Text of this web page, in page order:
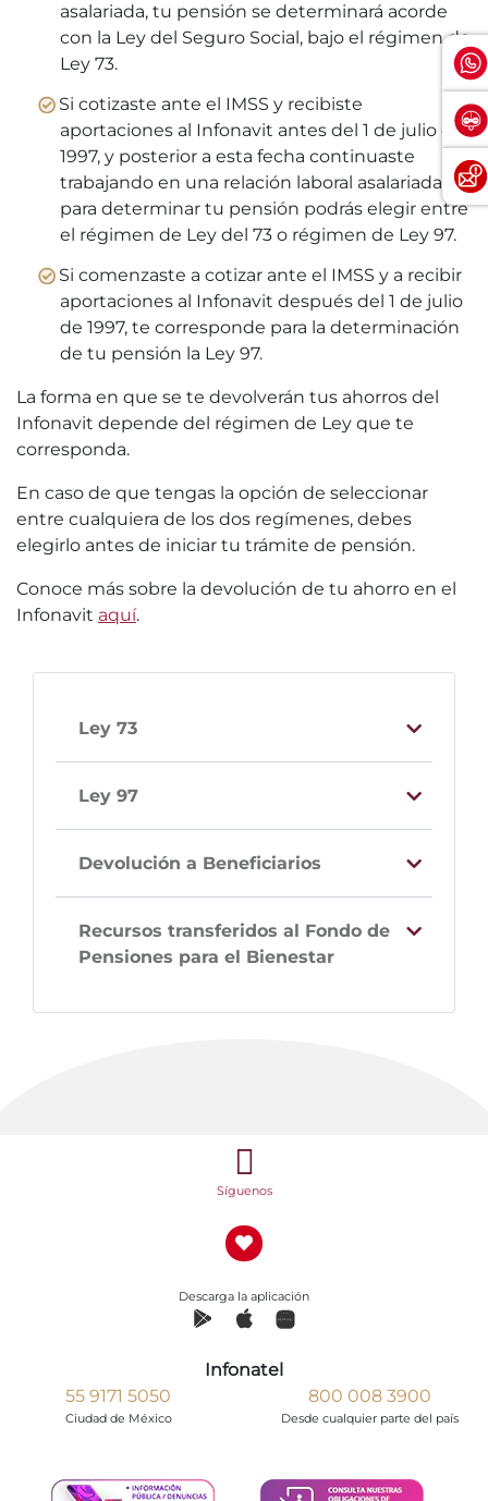
asalariada, tu pensión se determinará acorde
con la Ley del Seguro Social, bajo el régimen de
Ley 73.
Si cotizaste ante el IMSS y recibiste
aportaciones al Infonavit antes del 1 de julio de
1997, y posterior a esta fecha continuaste
trabajando en una relación laboral asalariada,
para determinar tu pensión podrás elegir entre
el régimen de Ley del 73 o régimen de Ley 97.
Si comenzaste a cotizar ante el IMSS y a recibir
aportaciones al Infonavit después del 1 de julio
de 1997, te corresponde para la determinación
de tu pensión la Ley 97.
La forma en que se te devolverán tus ahorros del
Infonavit depende del régimen de Ley que te
corresponda.
En caso de que tengas la opción de seleccionar
entre cualquiera de los dos regímenes, debes
elegirlo antes de iniciar tu trámite de pensión.
Conoce más sobre la devolución de tu ahorro en el
Infonavit aquí.
Ley 73
Ley 97
Devolución a Beneficiarios
Recursos transferidos al Fondo de
Pensiones para el Bienestar
Síguenos
Descarga la aplicación
Infonatel
55 9171 5050
Ciudad de México
800 008 3900
Desde cualquier parte del país